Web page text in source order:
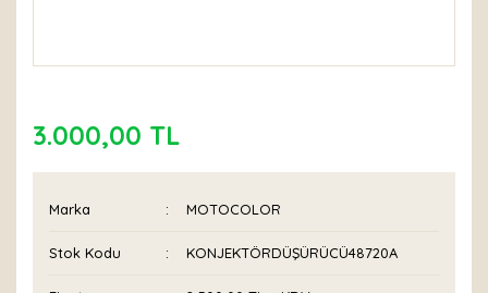
3.000,00 TL
Marka MOTOCOLOR
Stok Kodu KONJEKTÖRDÜŞÜRÜCÜ48720A